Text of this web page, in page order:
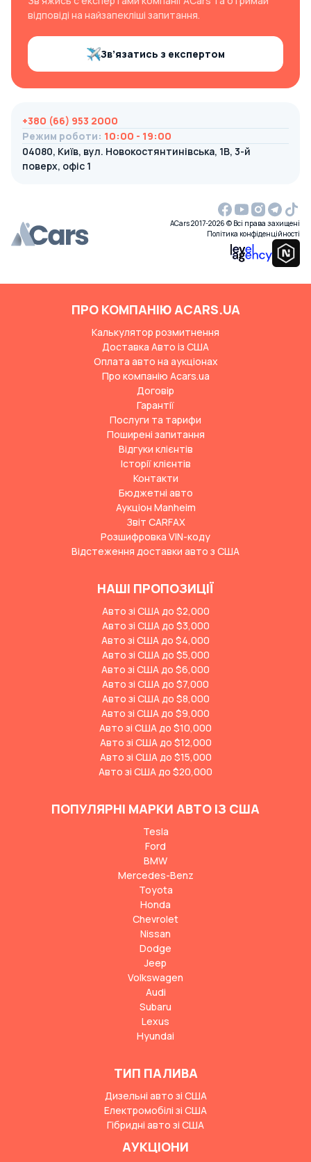
відповіді на найзапекліші запитання.
Зв’язатись з експертом
+380 (66) 953 2000
Режим роботи: 10:00 - 19:00
04080, Київ, вул. Новокостянтинівська, 1В, 3-й
поверх, офіс 1
ACars 2017-2026 © Всі права захищені
Політика конфіденційності
ПРО КОМПАНІЮ ACARS.UA
Калькулятор розмитнення
Доставка Авто із США
Оплата авто на аукціонах
Про компанію Acars.ua
Договір
Гарантії
Послуги та тарифи
Поширені запитання
Відгуки клієнтів
Історії клієнтів
Контакти
Бюджетні авто
Аукціон Manheim
Звіт CARFAX
Розшифровка VIN-коду
Відстеження доставки авто з США
НАШІ ПРОПОЗИЦІЇ
Авто зі США до $2,000
Авто зі США до $3,000
Авто зі США до $4,000
Авто зі США до $5,000
Авто зі США до $6,000
Авто зі США до $7,000
Авто зі США до $8,000
Авто зі США до $9,000
Авто зі США до $10,000
Авто зі США до $12,000
Авто зі США до $15,000
Авто зі США до $20,000
ПОПУЛЯРНІ МАРКИ АВТО ІЗ США
Tesla
Ford
BMW
Mercedes-Benz
Toyota
Honda
Chevrolet
Nissan
Dodge
Jeep
Volkswagen
Audi
Subaru
Lexus
Hyundai
ТИП ПАЛИВА
Дизельні авто зі США
Електромобілі зі США
Гібридні авто зі США
АУКЦІОНИ